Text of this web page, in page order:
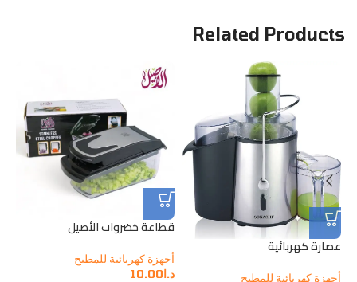
Related Products
عصارة كهربائية
أجهزة كهربائية للمطبخ
قطاعة خضروات الأصيل
أجهزة كهربائية للمطبخ
د.ا10.00